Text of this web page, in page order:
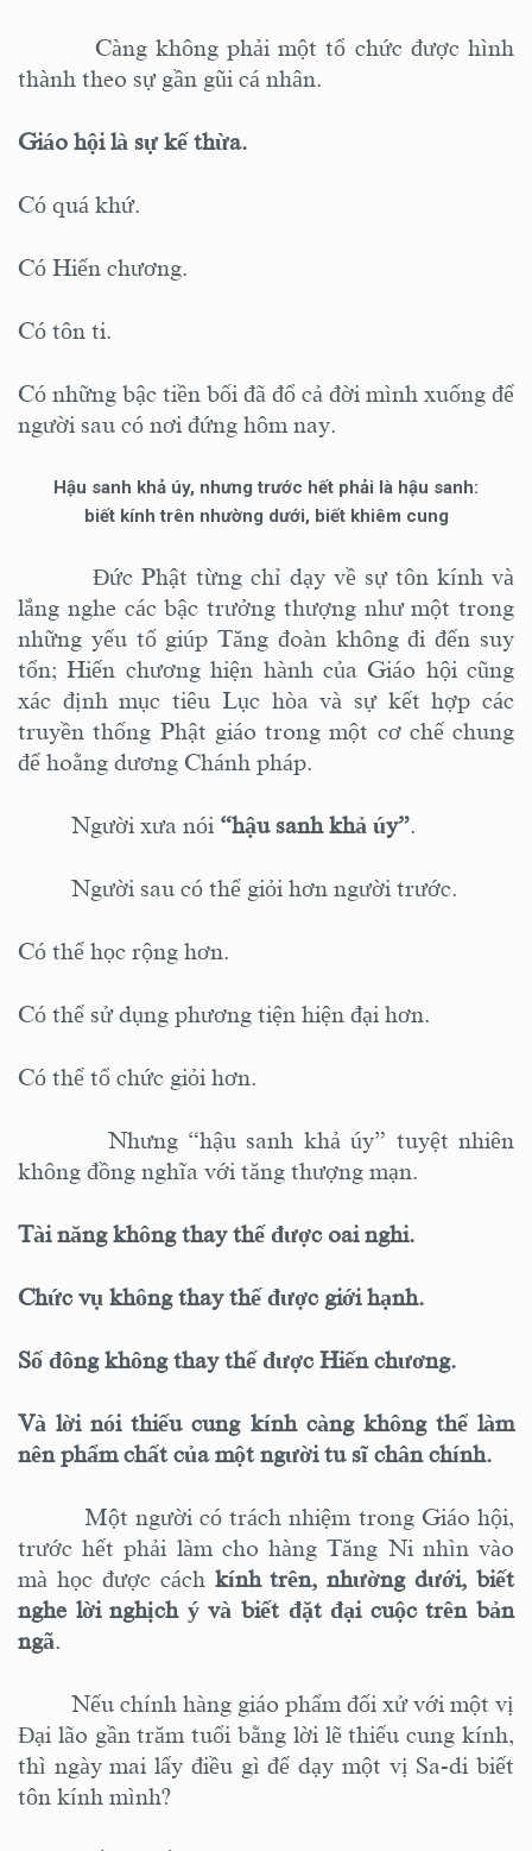
Càng không phải một tổ chức được hình
thành theo sự gần gũi cá nhân.
Giáo hội là sự kế thừa.
Có quá khứ.
Có Hiến chương.
Có tôn ti.
Có những bậc tiền bối đã đổ cả đời mình xuống để
người sau có nơi đứng hôm nay.
Hậu sanh khả úy, nhưng trước hết phải là hậu sanh:
biết kính trên nhường dưới, biết khiêm cung
Đức Phật từng chỉ dạy về sự tôn kính và
lắng nghe các bậc trưởng thượng như một trong
những yếu tố giúp Tăng đoàn không đi đến suy
tổn; Hiến chương hiện hành của Giáo hội cũng
xác định mục tiêu Lục hòa và sự kết hợp các
truyền thống Phật giáo trong một cơ chế chung
để hoằng dương Chánh pháp.
Người xưa nói “hậu sanh khả úy”.
Người sau có thể giỏi hơn người trước.
Có thể học rộng hơn.
Có thể sử dụng phương tiện hiện đại hơn.
Có thể tổ chức giỏi hơn.
Nhưng “hậu sanh khả úy” tuyệt nhiên
không đồng nghĩa với tăng thượng mạn.
Tài năng không thay thế được oai nghi.
Chức vụ không thay thế được giới hạnh.
Số đông không thay thế được Hiến chương.
Và lời nói thiếu cung kính càng không thể làm
nên phẩm chất của một người tusĩ chân chính.
Một ngườicó trách nhiệm trongGiáo hội,
trước hết phải làm cho hàng Tăng Ni nhìn vào
mà học được cách kính trên, nhường dưới, biết
nghe lời nghịch ý và biết đặt đại cuộc trên bản
ngã.
Nếu chính hàng giáo phẩm đối xử với một vị
Đại lão gần trăm tuổi bằng lời lẽ thiếu cung kính,
thì ngày mai lấy điều gì để dạy một vị Sa-di biết
tôn kính mình?